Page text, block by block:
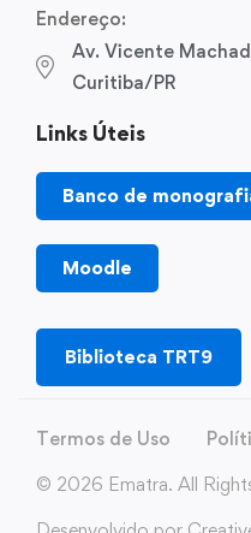
Endereço:
Av. Vicente
Curitiba/PR
Links Úteis
Banco de
Moodle
Biblioteca TRT9
Termos de Uso
© 2026 Ematra. All